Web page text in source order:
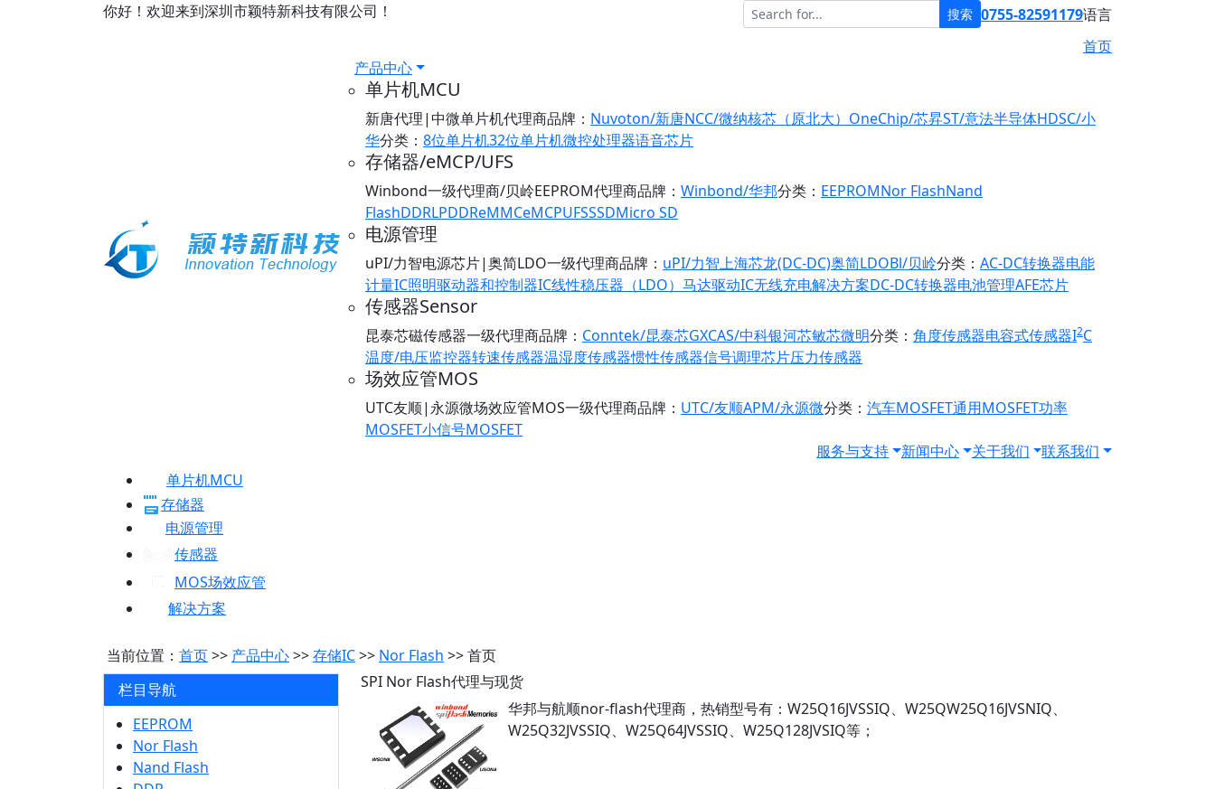
你好！欢迎来到深圳市颖特新科技有限公司！ 搜索 0755-82591179语言
首页
产品中心
单片机MCU
新唐代理|中微单片机代理商品牌： Nuvoton/新唐NCC/微纳核芯（原北大） OneChip/芯昇ST/意法半导体HDSC/小
华分类： 8位单片机32位单片机微控处理器语音芯片
存储器/eMCP/UFS
Winbond一级代理商/贝岭EEPROM代理商品牌： Winbond/华邦分类： EEPROMNor FlashNand
FlashDDRLPDDReMMCeMCPUFSSSDMicro SD
电源管理
uPI/力智电源芯片|奥简LDO一级代理商品牌： uPI/力智上海芯龙(DC-DC)奥简LDOBl/贝岭分类： AC-DC转换器电能
计量IC照明驱动器和控制器IC线性稳压器（LDO） 马达驱动IC无线充电解决方案DC-DC转换器电池管理AFE芯片
传感器Sensor
昆泰芯磁传感器一级代理商品牌： Conntek/昆泰芯GXCAS/中科银河芯敏芯微明分类： 角度传感器电容式传感器I2C
温度/电压监控器转速传感器温湿度传感器惯性传感器信号调理芯片压力传感器
场效应管MOS
UTC友顺|永源微场效应管MOS一级代理商品牌： UTC/友顺APM/永源微分类： 汽车MOSFET通用MOSFET功率
MOSFET小信号MOSFET
服务与支持
新闻中心 关于我们
联系我们
单片机MCU
存储器
电源管理
传感器
MOS场效应管
解决方案
当前位置： 首页>> 产品中心>>存储IC>> Nor Flash >> 首页
栏目导航
EEPROM
Nor Flash
Nand Flash
SPI Nor Flash代理与现货
华邦与航顺nor-flash代理商，热销型号有：W25Q16JVSSIQ、W25QW25Q16JVSNIQ、
W25Q32JVSSIQ、W25Q64JVSSIQ、W25Q128JVSIQ等；